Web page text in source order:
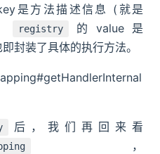
是方法描述信息 (就是
registry 的value是
即封装了具体的执行方法。
后，我们再回来看
，